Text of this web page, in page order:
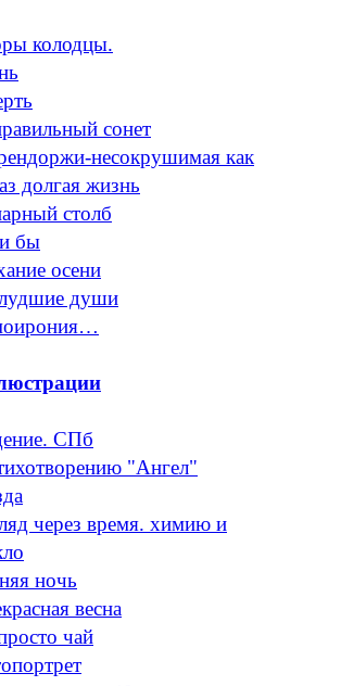
колодцы.
сонет
несокрушимая как
долгая жизнь
столб
бы
осени
души
СПб
"Ангел"
через время. химию и
ночь
весна
чай